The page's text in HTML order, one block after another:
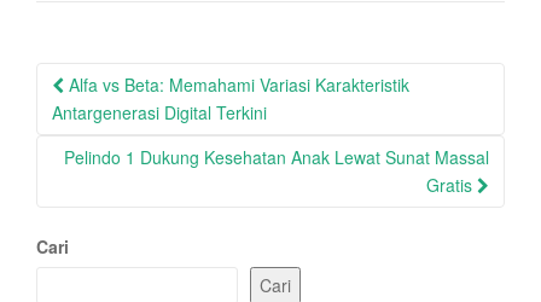
Post
navigation
Alfa vs Beta: Memahami Variasi Karakteristik
Antargenerasi Digital Terkini
Pelindo 1 Dukung Kesehatan Anak Lewat Sunat Massal
Gratis
Cari
Cari